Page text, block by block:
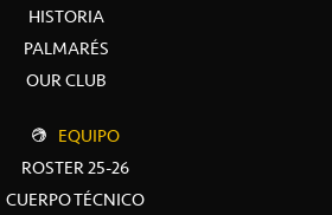
HISTORIA
PALMARÉS
OUR CLUB
EQUIPO
ROSTER 25-26
CUERPO TÉCNICO